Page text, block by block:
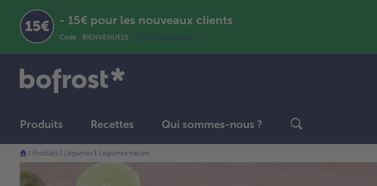
- 15€ pour les nouveaux clients
Code : BIENVENUE15 Voir les conditions
Produits Recettes Qui sommes-nous ?
Produits Légumes Légumes nature